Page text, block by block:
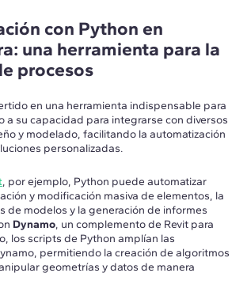
con Python en
una herramienta para la
procesos
en una herramienta indispensable para
su capacidad para integrarse con diversos
y modelado, facilitando la automatización
personalizadas.
, por ejemplo, Python puede automatizar
y modificación masiva de elementos, la
de modelos y la generación de informes
Dynamo, un complemento de Revit para
los scripts de Python amplían las
permitiendo la creación de algoritmos
geometrías y datos de manera